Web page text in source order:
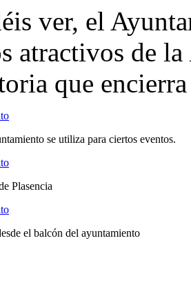
ver, el
atractivos de la
que
se utiliza para ciertos eventos.
Plasencia
el balcón del ayuntamiento